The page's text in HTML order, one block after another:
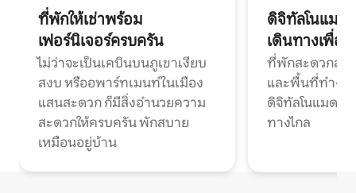
ที่พักให้เช่าพร้อม
เฟอร์นิเจอร์ครบครัน
ไม่ว่าจะเป็นเคบินบนภูเขาเงียบ
สงบ หรืออพาร์ทเมนท์ในเมือง
แสนสะดวก ก็มีสิ่งอำนวยความ
สะดวกให้ครบครัน พักสบาย
เหมือนอยู่บ้าน
ดิจิทัลโนแมด
เดินทางเพื่อ
ที่พักสะดวกสบ
และพื้นที่ทำงา
ดิจิทัลโนแมดแ
ทางไกล